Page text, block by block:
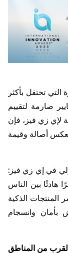
التي تحتفل بأكثر
صارمة لتقييم
لإي زي فيز، فإن
أصالة وقيمة
في إي زي فيز :
هادئًا بين الناس
المنتجات الذكية
بأمان وانسجام
من المناطق